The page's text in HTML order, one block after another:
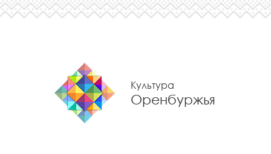
Культура
Оренбуржья